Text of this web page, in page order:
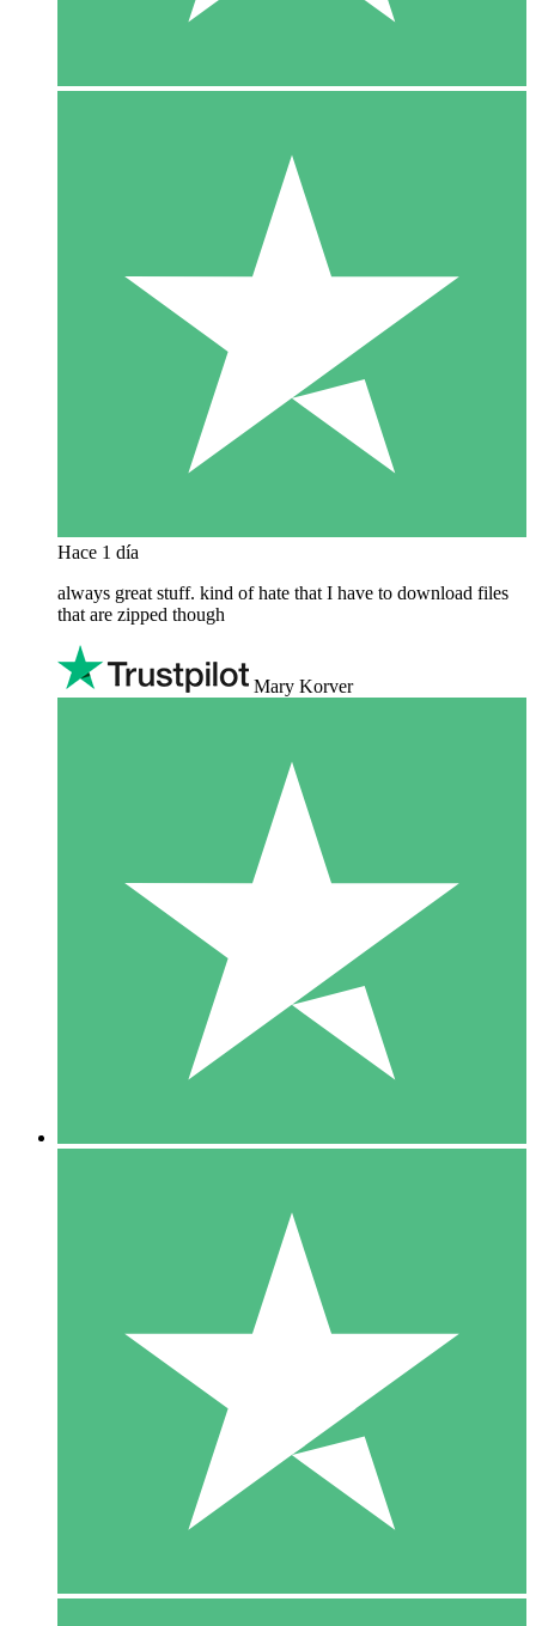
Hace 1 día
always great stuff. kind of hate that I have to download files
that are zipped though
Mary Korver